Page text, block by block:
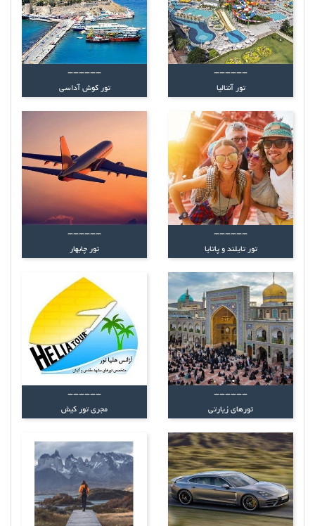
------
تور آنتالیا
------
تور کوش آداسی
------
تور تایلند و پاتایا
------
تور چابهار
------
تورهای زیارتی
------
مجری تور کیش